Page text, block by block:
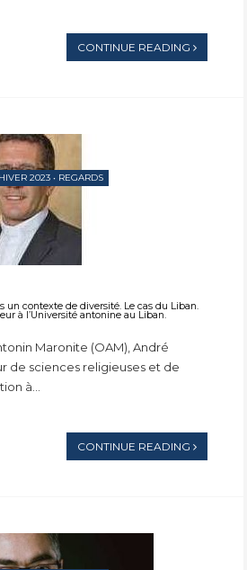
CONTINUE READING
2023 • REGARDS
un contexte de diversité. Le cas du Liban.
à l’Université antonine au Liban.
Maronite (OAM), André
de sciences religieuses et de
à...
CONTINUE READING